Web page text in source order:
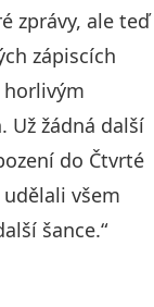
zprávy, ale teď
zápiscích
horlivým
Už žádná další
do Čtvrté
všem
šance.“